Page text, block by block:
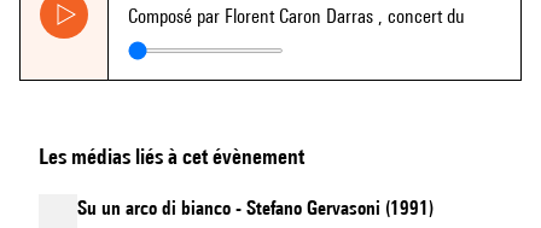
Composé par Florent Caron Darras , concert du
Les médias liés à cet évènement
Su un arco di bianco - Stefano Gervasoni (1991)